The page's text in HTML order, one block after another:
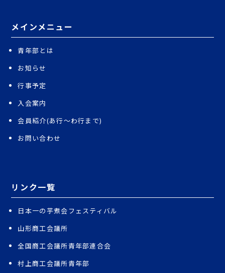
メインメニュー
青年部とは
お知らせ
行事予定
入会案内
会員紹介(あ行〜わ行まで)
お問い合わせ
リンク一覧
日本一の芋煮会フェスティバル
山形商工会議所
全国商工会議所青年部連合会
村上商工会議所青年部